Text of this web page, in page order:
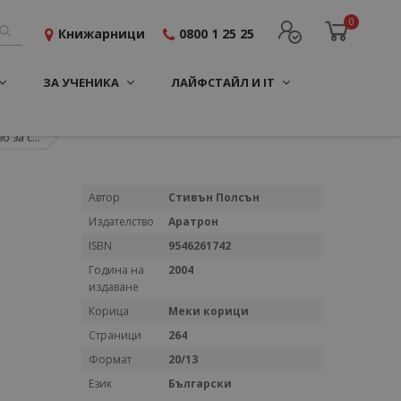
0
Книжарници 0800 1 25 25
ЗА УЧЕНИКА ЛАЙФСТАЙЛ И IT
за с...
Повече
Автор
Стивън Полсън
Издателство
Аратрон
ISBN
9546261742
Година на
издаване
2004
Корица
Меки корици
Страници
264
Формат
20/13
Език
Български